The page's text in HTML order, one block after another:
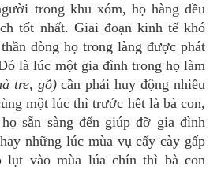
trong khu xóm, họ hàng đều
tốt nhất. Giai đoạn kinh tế khó
dòng họ trong làng được phát
là lúc một gia đình trong họ làm
tre, gỗ)cần phải huy động nhiều
một lúc thì trước hết là bà con,
sẵn sàng đến giúp đỡ gia đình
những lúc mùa vụ cấy cày gấp
lụt vào mùa lúa chín thì bà con